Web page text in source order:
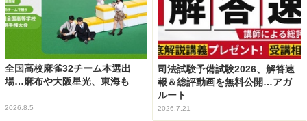
全国高校麻雀32チーム本選出
場…麻布や大阪星光、東海も
2026.8.5
司法試験予備試験2026、解答速
報＆総評動画を無料公開…アガ
ルート
2026.7.21